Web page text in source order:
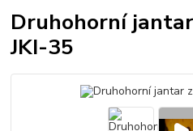
Druhohorní
JKI-35